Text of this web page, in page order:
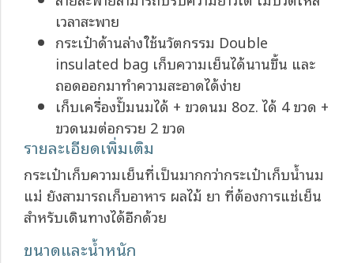
เวลาสะพาย
กระเป๋าด้านล่างใช้นวัตกรรม Double
insulated bag เก็บความเย็นได้นานขึ้น และ
ถอดออกมาทำความสะอาดได้ง่าย
เก็บเครื่องปั๊มนมได้ + ขวดนม 8oz. ได้ 4 ขวด +
ขวดนมต่อกรวย 2 ขวด
รายละเอียดเพิ่มเติม
กระเป๋าเก็บความเย็นที่เป็นมากกว่ากระเป๋าเก็บน้ำนม
แม่ ยังสามารถเก็บอาหาร ผลไม้ ยา ที่ต้องการแช่เย็น
สำหรับเดินทางได้อีกด้วย
ขนาดและน้ำหนัก